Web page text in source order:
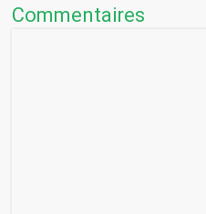
Commentaires